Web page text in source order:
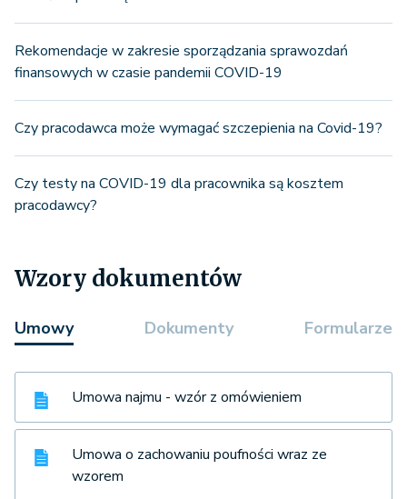
Rekomendacje w zakresie sporządzania sprawozdań
finansowych w czasie pandemii COVID-19
Czy pracodawca może wymagać szczepienia na Covid-19?
Czy testy na COVID-19 dla pracownika są kosztem
pracodawcy?
Wzory dokumentów
Umowy Dokumenty Formularze
Umowa najmu - wzór z omówieniem
Umowa o zachowaniu poufności wraz ze
wzorem